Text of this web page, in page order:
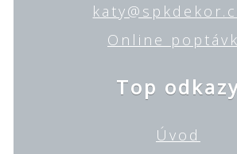
Online
Top
Úvod